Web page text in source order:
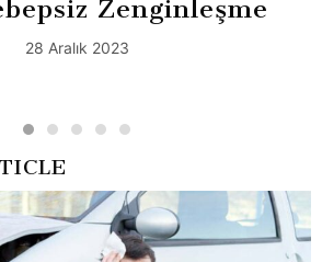
Zenginleşme
28 Aralık 2023